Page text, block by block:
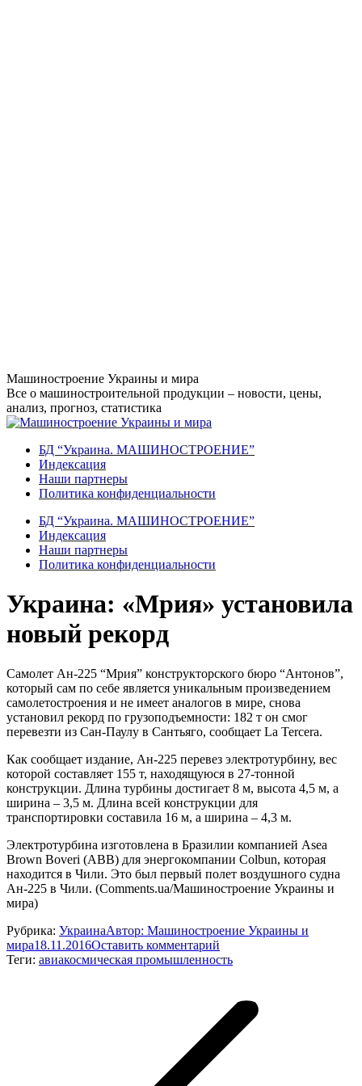
Перейти
к
содержанию
Машиностроение Украины и мира
Все о машиностроительной продукции – новости, цены,
анализ, прогноз, статистика
БД “Украина. МАШИНОСТРОЕНИЕ”
Индекcация
Наши партнеры
Политика конфиденциальности
БД “Украина. МАШИНОСТРОЕНИЕ”
Индекcация
Наши партнеры
Политика конфиденциальности
Украина: «Мрия» установила
новый рекорд
Самолет Ан-225 “Мрия” конструкторского бюро “Антонов”,
который сам по себе является уникальным произведением
самолетостроения и не имеет аналогов в мире, снова
установил рекорд по грузоподъемности: 182 т он смог
перевезти из Сан-Паулу в Сантьяго, сообщает La Tercera.
Как сообщает издание, Ан-225 перевез электротурбину, вес
которой составляет 155 т, находящуюся в 27-тонной
конструкции. Длина турбины достигает 8 м, высота 4,5 м, а
ширина – 3,5 м. Длина всей конструкции для
транспортировки составила 16 м, а ширина – 4,3 м.
Электротурбина изготовлена в Бразилии компанией Asea
Brown Boveri (ABB) для энергокомпании Colbun, которая
находится в Чили. Это был первый полет воздушного судна
Ан-225 в Чили. (Comments.ua/Машиностроение Украины и
мира)
Рубрика: УкраинаАвтор: Машиностроение Украины и
мира18.11.2016Оставить комментарий
Теги: авиакосмическая промышленность